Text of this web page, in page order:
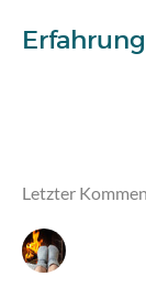
Letzter